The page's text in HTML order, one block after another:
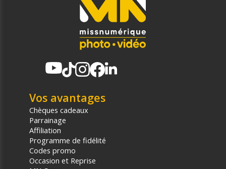
Vos avantages
Chèques cadeaux
Parrainage
Affiliation
Programme de fidélité
Codes promo
Occasion et Reprise